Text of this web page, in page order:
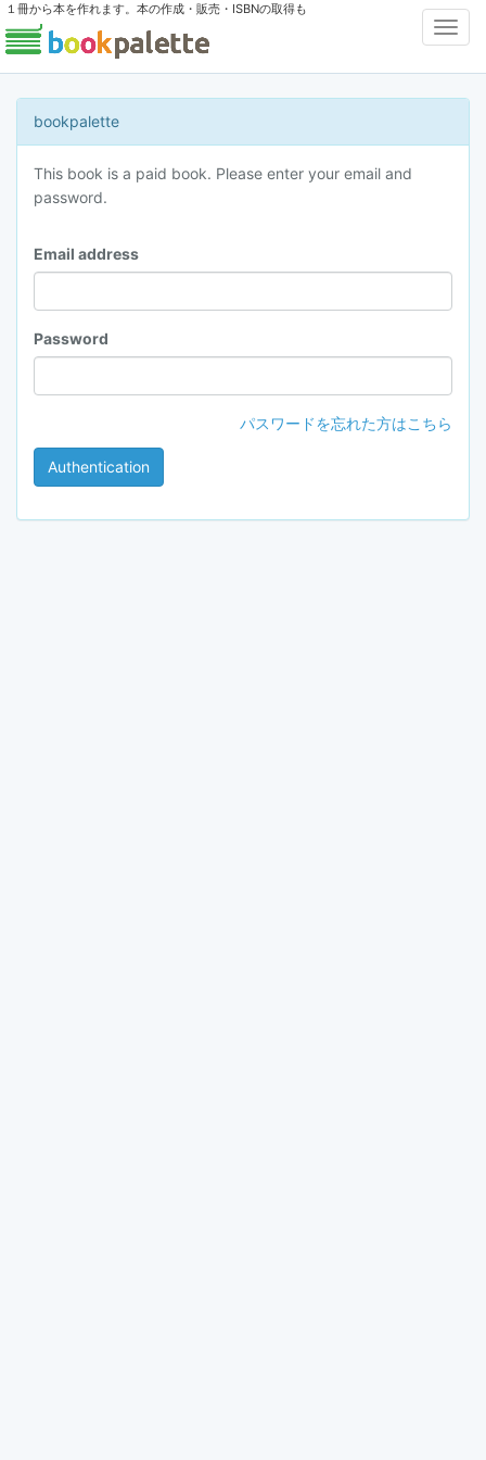
１冊から本を作れます。本の作成・販売・ISBNの取得も
bookpalette
This book is a paid book. Please enter your email and
password.
Email address
Password
パスワードを忘れた方はこちら
Authentication